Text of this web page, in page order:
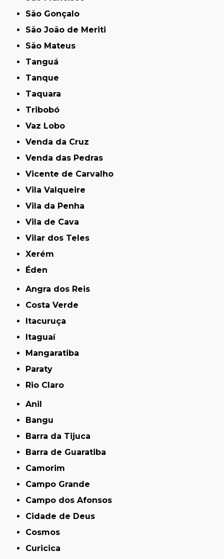
São Gonçalo
São João de Meriti
São Mateus
Tanguá
Tanque
Taquara
Tribobó
Vaz Lobo
Venda da Cruz
Venda das Pedras
Vicente de Carvalho
Vila Valqueire
Vila da Penha
Vila de Cava
Vilar dos Teles
Xerém
Éden
Angra dos Reis
Costa Verde
Itacuruça
Itaguaí
Mangaratiba
Paraty
Rio Claro
Anil
Bangu
Barra da Tijuca
Barra de Guaratiba
Camorim
Campo Grande
Campo dos Afonsos
Cidade de Deus
Cosmos
Curicica